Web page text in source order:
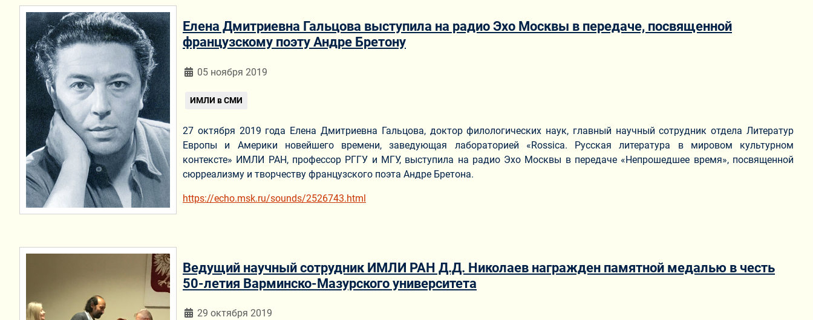
Елена Дмитриевна Гальцова выступила на радио Эхо Москвы в передаче, посвященной
французскому поэту Андре Бретону
Информация о материале
05 ноября 2019
ИМЛИ в СМИ
27 октября 2019 года Елена Дмитриевна Гальцова, доктор филологических наук, главный научный сотрудник отдела Литератур
Европы и Америки новейшего времени, заведующая лабораторией «Rossica. Русская литература в мировом культурном
контексте» ИМЛИ РАН, профессор РГГУ и МГУ, выступила на радио Эхо Москвы в передаче «Непрошедшее время», посвященной
сюрреализму и творчеству французского поэта Андре Бретона.
https://echo.msk.ru/sounds/2526743.html
Ведущий научный сотрудник ИМЛИ РАН Д.Д. Николаев награжден памятной медалью в честь
50-летия Варминско-Мазурского университета
Информация о материале
29 октября 2019